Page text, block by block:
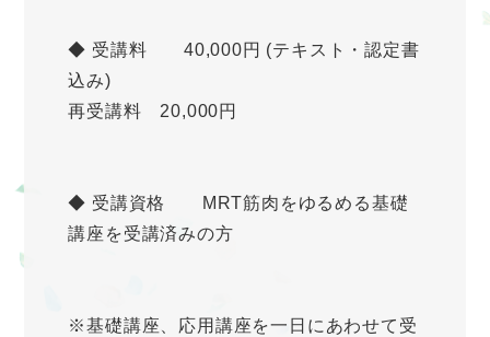
◆ 受講料 40,000円 (テキスト・認定書
込み)
再受講料 20,000円
◆ 受講資格 MRT筋肉をゆるめる基礎
講座を受講済みの方
※基礎講座、応用講座を一日にあわせて受